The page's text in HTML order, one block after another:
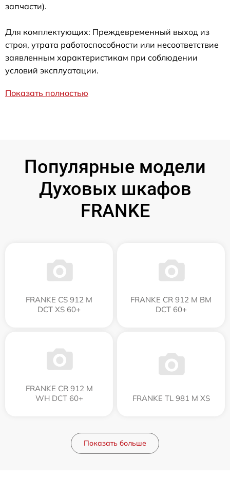
запчасти).
Для комплектующих: Преждевременный выход из
строя, утрата работоспособности или несоответствие
заявленным характеристикам при соблюдении
условий эксплуатации.
Показать полностью
Популярные модели
Духовых шкафов
FRANKE
FRANKE CS 912 M
DCT XS 60+
FRANKE CR 912 M BM
DCT 60+
FRANKE CR 912 M
WH DCT 60+
FRANKE TL 981 M XS
Показать больше